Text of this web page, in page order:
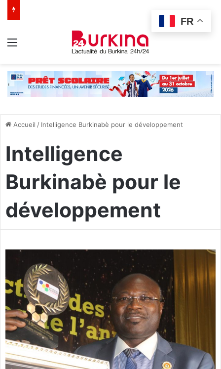
Accueil / Intelligence Burkinabè pour le développement
Intelligence
Burkinabè pour le
développement
FR